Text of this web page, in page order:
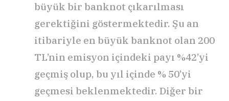
büyük bir banknot çıkarılması
gerektiğini göstermektedir. Şu an
itibariyle en büyük banknot olan 200
TL’nin emisyon içindeki payı %42’yi
geçmiş olup, bu yıl içinde % 50’yi
geçmesi beklenmektedir. Diğer bir